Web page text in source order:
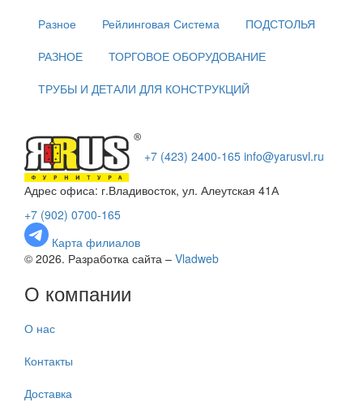
Разное
Рейлинговая Система
ПОДСТОЛЬЯ
РАЗНОЕ
ТОРГОВОЕ ОБОРУДОВАНИЕ
ТРУБЫ И ДЕТАЛИ ДЛЯ КОНСТРУКЦИЙ
+7 (423) 2400-165 info@yarusvl.ru
Адрес офиса: г.Владивосток, ул. Алеутская 41А
+7 (902) 0700-165
Карта филиалов
© 2026. Разработка сайта – Vladweb
О компании
О нас
Контакты
Доставка